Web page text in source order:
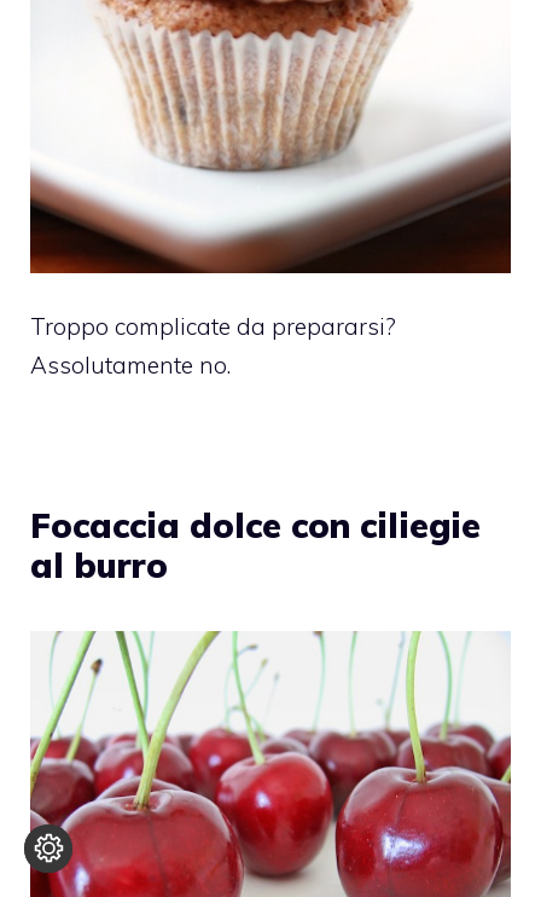
Troppo complicate da prepararsi?
Assolutamente no.
Focaccia dolce con ciliegie
al burro